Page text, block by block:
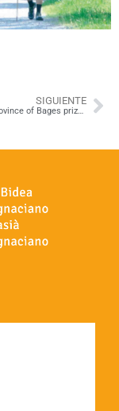
SIGUIENTE
The catalan province of Bages prizes the Ignatian Way